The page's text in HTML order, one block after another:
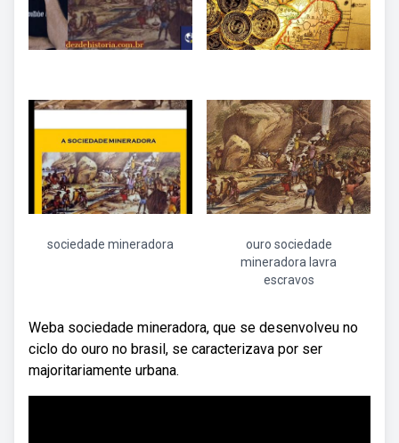
sociedade mineradora
ouro sociedade
mineradora lavra
escravos
Weba sociedade mineradora, que se desenvolveu no
ciclo do ouro no brasil, se caracterizava por ser
majoritariamente urbana.